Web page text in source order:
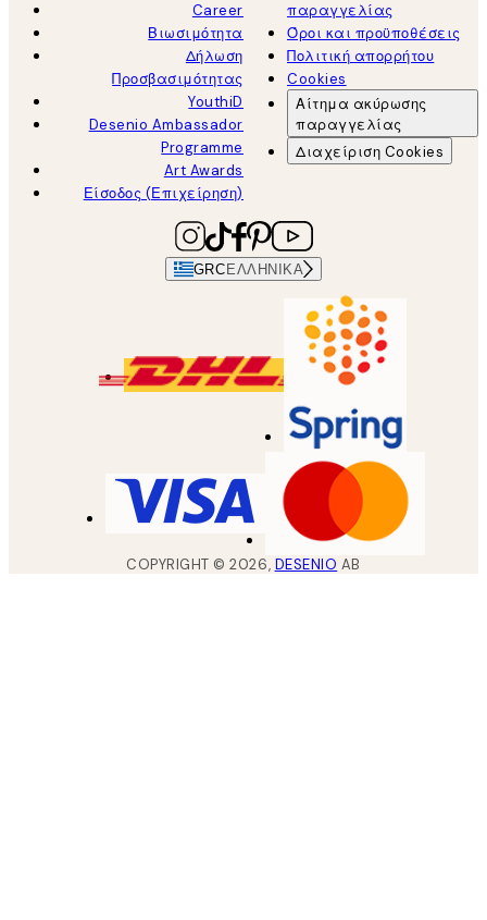
Career
Βιωσιμότητα
Δήλωση
Προσβασιμότητας
YouthiD
Desenio Ambassador
Programme
Art Awards
Είσοδος (Επιχείρηση)
παραγγελίας
Όροι και προϋποθέσεις
Πολιτική απορρήτου
Cookies
Αίτημα ακύρωσης
παραγγελίας
Διαχείριση Cookies
GRC ΕΛΛΗΝΙΚΆ
COPYRIGHT ©2026, DESENIO AB